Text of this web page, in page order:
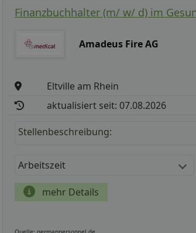
Finanzbuchhalter (m/ w/ d) im
Amadeus Fire AG
Eltville am Rhein
aktualisiert seit: 07.08.2026
Stellenbeschreibung:
Arbeitszeit
mehr Details